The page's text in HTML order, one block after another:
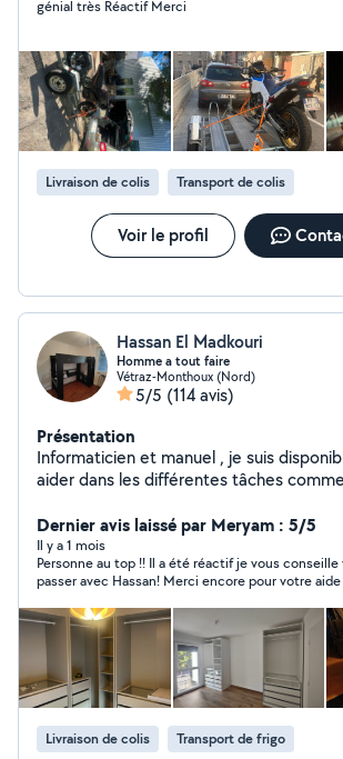
génial très Réactif Merci
Livraison de colis Transport de colis
Voir le profil
Hassan El Madkouri
Homme a tout faire
Vétraz-Monthoux (Nord)
5/5 (114 avis)
Présentation
Informaticien et manuel , je suis
aider dans les différentes tâches
déménagement et
Dernier avis laissé par Meryam : 5/5
Il y a 1 mois
Personne au top !! Il a été réactif je vous
passer avec Hassan! Merci encore pour votre
Livraison de colis Transport de frigo